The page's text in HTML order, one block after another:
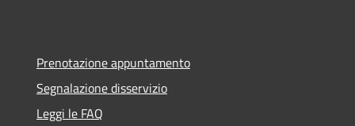
Prenotazione appuntamento
Segnalazione disservizio
Leggi le FAQ